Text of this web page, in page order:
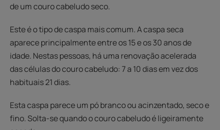
de um couro cabeludo seco.
Este é o tipo de caspa mais comum. A caspa seca
aparece principalmente entre os 15 e os 30 anos de
idade. Nestas pessoas, há uma renovação acelerada
das células do couro cabeludo: 7 a 10 dias em vez dos
habituais 21 dias.
Esta caspa parece um pó branco ou acinzentado, seco e
fino. Solta-se quando o couro cabeludo é ligeiramente